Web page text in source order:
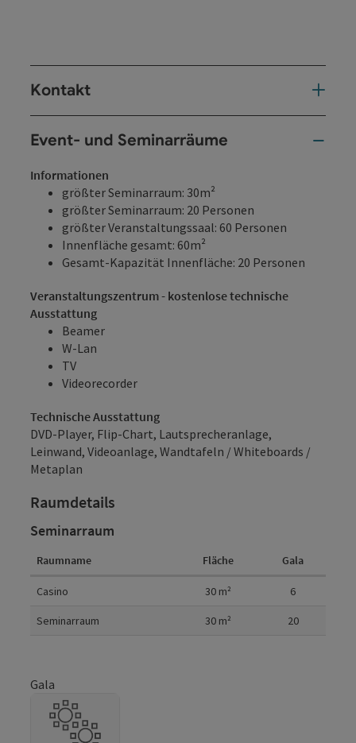
Kontakt
Event- und Seminarräume
Informationen
größter Seminarraum: 30m²
größter Seminarraum: 20 Personen
größter Veranstaltungssaal: 60 Personen
Innenfläche gesamt: 60m²
Gesamt-Kapazität Innenfläche: 20 Personen
Veranstaltungszentrum - kostenlose technische
Ausstattung
Beamer
W-Lan
TV
Videorecorder
Technische Ausstattung
DVD-Player, Flip-Chart, Lautsprecheranlage,
Leinwand, Videoanlage, Wandtafeln / Whiteboards /
Metaplan
Raumdetails
Seminarraum
Raumname Fläche Gala
Casino 30m² 6
Seminarraum 30m² 20
Gala